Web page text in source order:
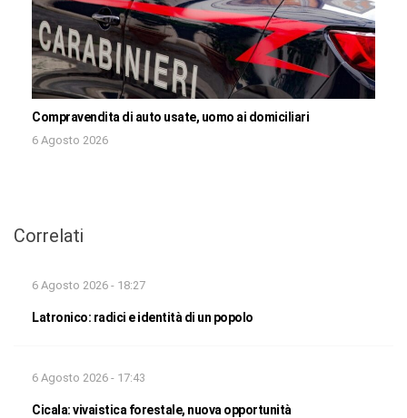
Compravendita di auto usate, uomo ai domiciliari
6 Agosto 2026
Correlati
6 Agosto 2026 - 18:27
Latronico: radici e identità di un popolo
6 Agosto 2026 - 17:43
Cicala: vivaistica forestale, nuova opportunità